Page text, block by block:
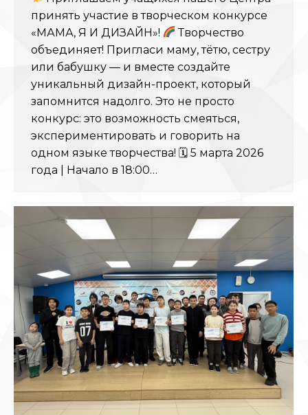
принять участие в творческом конкурсе
«МАМА, Я И ДИЗАЙН»!
Творчество
объединяет! Пригласи маму, тётю, сестру
или бабушку — и вместе создайте
уникальный дизайн-проект, который
запомнится надолго. Это не просто
конкурс: это возможность смеяться,
экспериментировать и говорить на
одном языке творчества! 🗓 5 марта 2026
года | Начало в 18:00…